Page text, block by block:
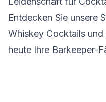
Entdecken Sie unsere
Whiskey Cocktails
heute Ihre Barkeeper-